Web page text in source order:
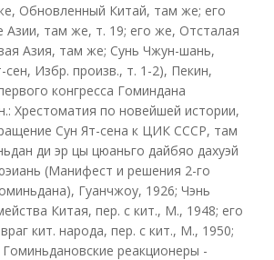
Обновленный Китай, там же; его
там же, т. 19; его же, Отсталая
Азия, там же; Сунь Чжун-шань,
сен, Избр. произв., т. 1-2), Пекин,
конгресса Гоминдана
Хрестоматия по новейшей истории,
Сун Ят-сена к ЦИК СССР, там
ди эр цы цюаньго дайбяо дахуэй
(Манифест и решения 2-го
Гуанчжоу, 1926; Чэнь
Китая, пер. с кит., М., 1948; его
кит. народа, пер. с кит., М., 1950;
реакционеры -